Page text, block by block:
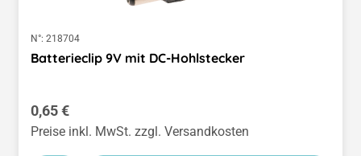
N°: 218704
Batterieclip 9V mit DC-Hohlstecker
Regulärer Preis:
0,65 €
Preise inkl. MwSt. zzgl. Versandkosten